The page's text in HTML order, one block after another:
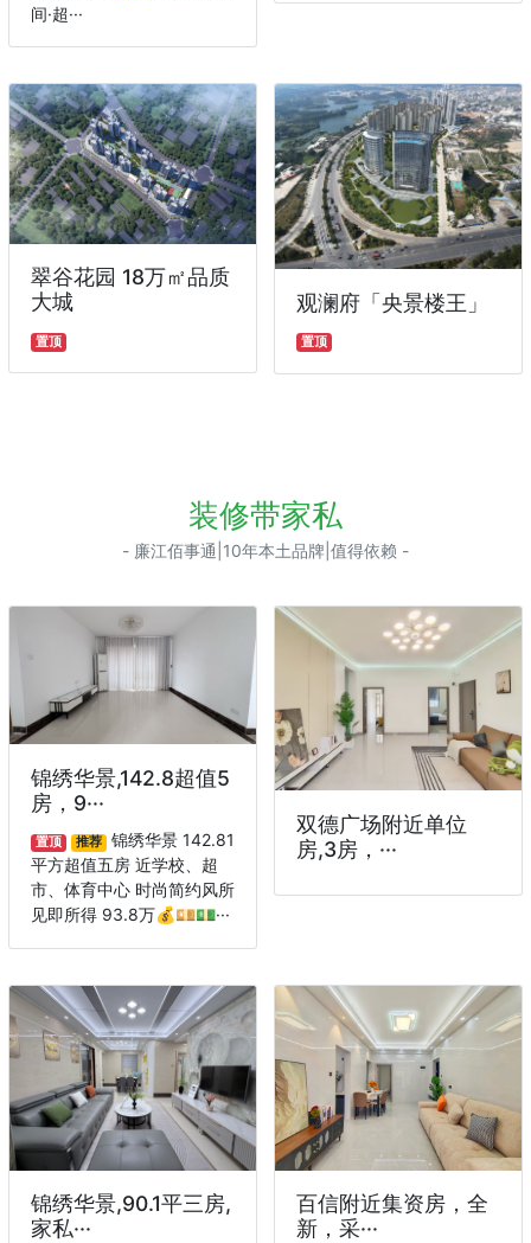
间·超···
翠谷花园 18万㎡品质
大城
置顶
观澜府「央景楼王」
置顶
装修带家私
- 廉江佰事通|10年本土品牌|值得依赖 -
锦绣华景,142.8超值5
房，9···
置顶 推荐
锦绣华景 142.81
平方超值五房 近学校、超
市、体育中心 时尚简约风所
见即所得 93.8万💰💴💵···
双德广场附近单位
房,3房，···
锦绣华景,90.1平三房,
家私···
百信附近集资房，全
新，采···